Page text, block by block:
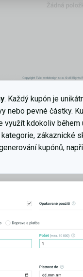
. Každý kupón je
nebo pevné částky.
využít kdokoliv
zákaznické
kupónů,